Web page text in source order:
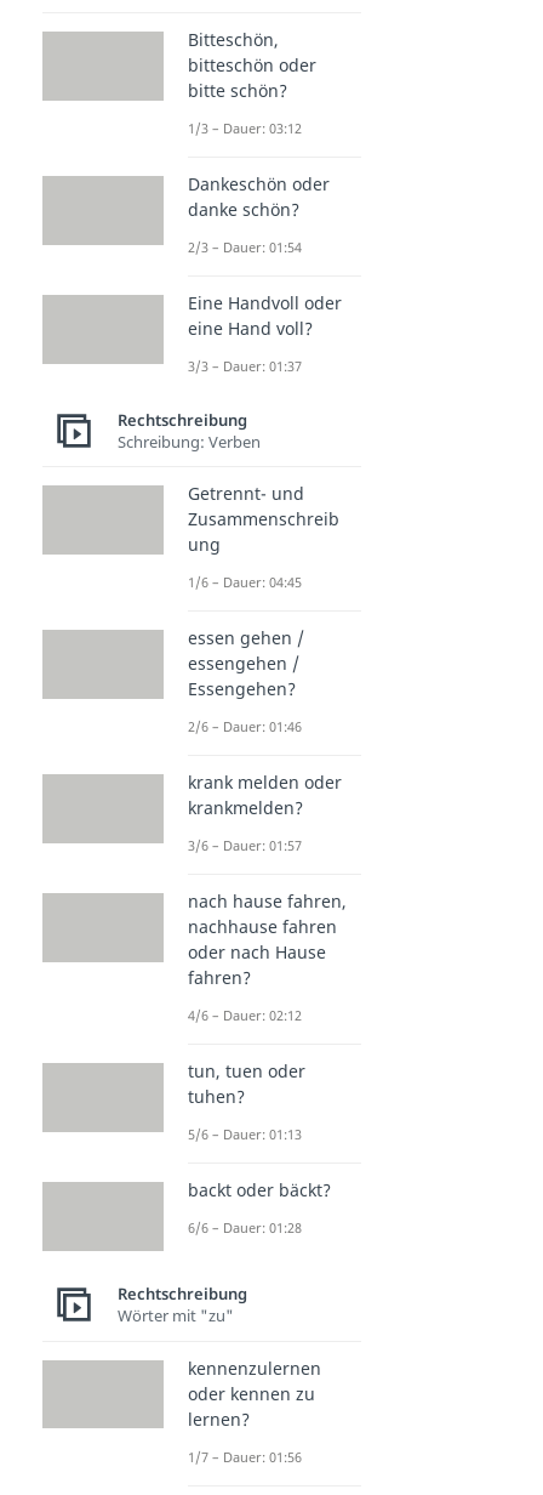
Bitteschön,
bitteschön oder
bitte schön?
1/3 – Dauer: 03:12
Dankeschön oder
danke schön?
2/3 – Dauer: 01:54
Eine Handvoll oder
eine Hand voll?
3/3 – Dauer: 01:37
Rechtschreibung
Schreibung: Verben
Getrennt- und
Zusammenschreib
ung
1/6 – Dauer: 04:45
essen gehen /
essengehen /
Essengehen?
2/6 – Dauer: 01:46
krank melden oder
krankmelden?
3/6 – Dauer: 01:57
nach hause fahren,
nachhause fahren
oder nach Hause
fahren?
4/6 – Dauer: 02:12
tun, tuen oder
tuhen?
5/6 – Dauer: 01:13
backt oder bäckt?
6/6 – Dauer: 01:28
Rechtschreibung
Wörter mit "zu"
kennenzulernen
oder kennen zu
lernen?
1/7 – Dauer: 01:56